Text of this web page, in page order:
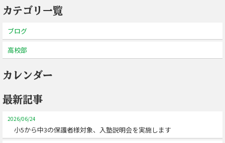
カテゴリ一覧
ブログ
高校部
カレンダー
最新記事
2026/06/24
小5から中3の保護者様対象、入塾説明会を実施します